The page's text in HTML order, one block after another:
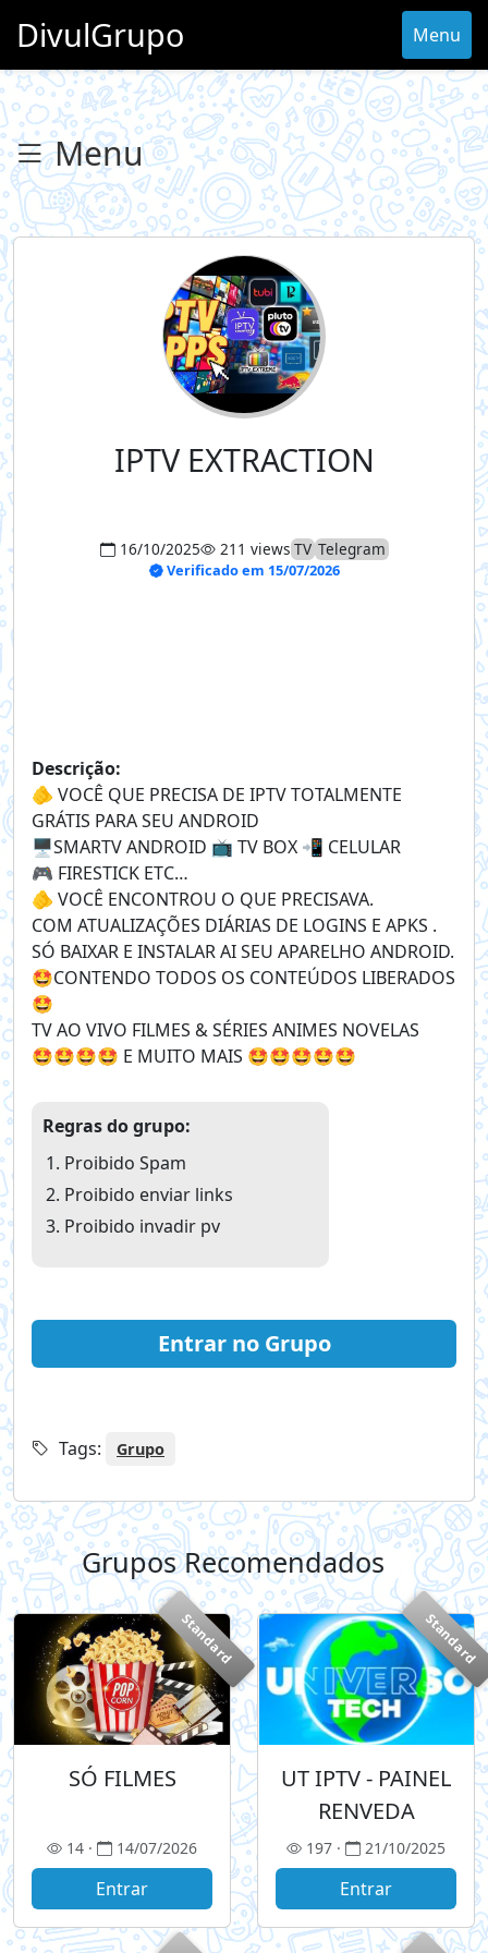
DivulGrupo Menu
Menu
IPTV EXTRACTION
16/10/2025 211 views TV Telegram
Verificado em 15/07/2026
Descrição:
🫵 VOCÊ QUE PRECISA DE IPTV TOTALMENTE
GRÁTIS PARA SEU ANDROID
🖥️SMARTV ANDROID 📺 TV BOX 📲 CELULAR
🎮 FIRESTICK ETC…
🫵 VOCÊ ENCONTROU O QUE PRECISAVA.
COM ATUALIZAÇÕES DIÁRIAS DE LOGINS E APKS .
SÓ BAIXAR E INSTALAR AI SEU APARELHO ANDROID.
🤩CONTENDO TODOS OS CONTEÚDOS LIBERADOS
🤩
TV AO VIVO FILMES & SÉRIES ANIMES NOVELAS
🤩🤩🤩🤩 E MUITO MAIS 🤩🤩🤩🤩🤩
Regras do grupo:
Proibido Spam
Proibido enviar links
Proibido invadir pv
Entrar no Grupo
Tags: Grupo
Grupos Recomendados
Standard
SÓ FILMES
14 · 14/07/2026
Entrar
Standard
UT IPTV - PAINEL
RENVEDA
197 · 21/10/2025
Entrar